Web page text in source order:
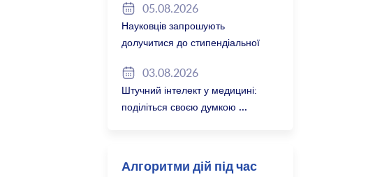
05.08.2026
Науковців запрошують
долучитися до стипендіальної
Баварія 2027/28
03.08.2026
Штучний інтелект у медицині:
поділіться своєю думкою
Алгоритми дій під час